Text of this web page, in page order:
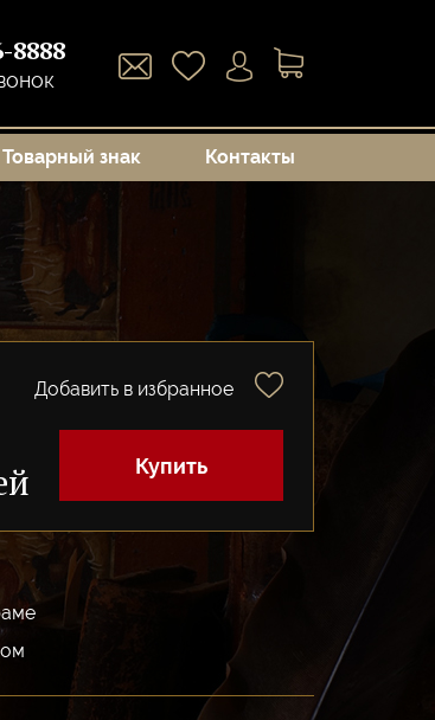
8888
Товарный знак Контакты
Добавить в избранное
Купить